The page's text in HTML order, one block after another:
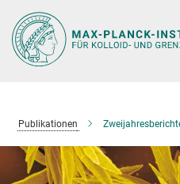
Hauptinhalt
Publikationen